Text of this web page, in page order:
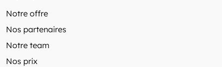
Notre offre
Nos partenaires
Notre team
Nos prix